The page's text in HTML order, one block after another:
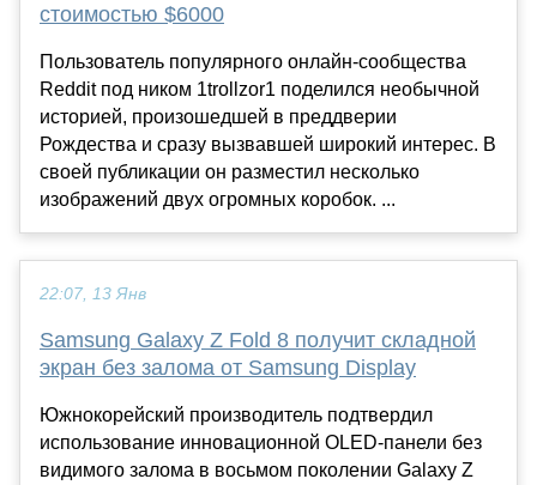
стоимостью $6000
Пользователь популярного онлайн-сообщества
Reddit под ником 1trollzor1 поделился необычной
историей, произошедшей в преддверии
Рождества и сразу вызвавшей широкий интерес. В
своей публикации он разместил несколько
изображений двух огромных коробок. ...
22:07, 13 Янв
Samsung Galaxy Z Fold 8 получит складной
экран без залома от Samsung Display
Южнокорейский производитель подтвердил
использование инновационной OLED-панели без
видимого залома в восьмом поколении Galaxy Z